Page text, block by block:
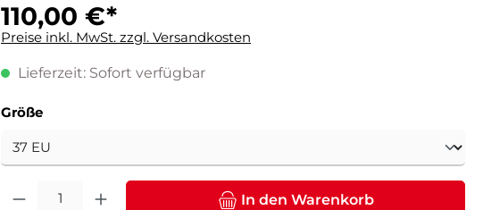
110,00 €*
Preise inkl. MwSt. zzgl. Versandkosten
Lieferzeit: Sofort verfügbar
Größeauswählen
Produkt Anzahl: Gib den gewünschten Wert ein oder benutze die Schaltflächen um die
In den Warenkorb